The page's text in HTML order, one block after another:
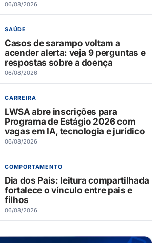
06/08/2026
SAÚDE
Casos de sarampo voltam a
acender alerta: veja 9 perguntas e
respostas sobre a doença
06/08/2026
CARREIRA
LWSA abre inscrições para
Programa de Estágio 2026 com
vagas em IA, tecnologia e jurídico
06/08/2026
COMPORTAMENTO
Dia dos Pais: leitura compartilhada
fortalece o vínculo entre pais e
filhos
06/08/2026